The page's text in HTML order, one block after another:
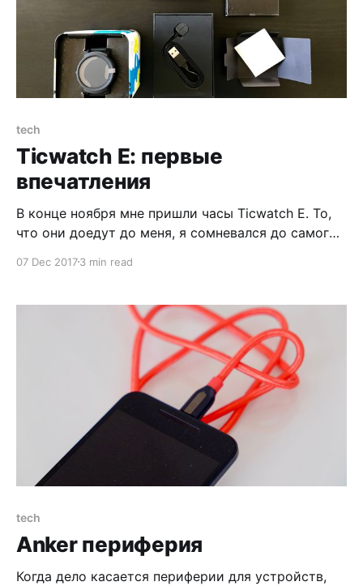
tech
Ticwatch E: первые
впечатления
В конце ноября мне пришли часы Ticwatch E. То,
что они доедут до меня, я сомневался до самого
поддержал на кикстартере
ch-s-and-e-a-truly-optimized-smartwatch] . Редкий
проект оттуда доходит до стадии производства и
07 Dec 20173 min read
tech
Anker периферия
Когда дело касается периферии для устройств,